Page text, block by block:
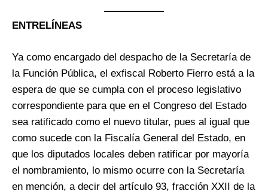
ENTRELÍNEAS
Ya como encargado del despacho de la Secretaría de
la Función Pública, el exfiscal Roberto Fierro está a la
espera de que se cumpla con el proceso legislativo
correspondiente para que en el Congreso del Estado
sea ratificado como el nuevo titular, pues al igual que
como sucede con la Fiscalía General del Estado, en
que los diputados locales deben ratificar por mayoría
el nombramiento, lo mismo ocurre con la Secretaría
en mención, a decir del artículo 93, fracción XXII de la